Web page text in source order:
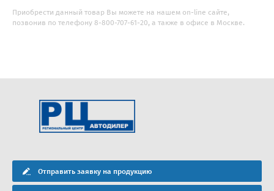
Приобрести данный товар Вы можете на нашем on-line сайте,
позвонив по телефону 8-800-707-61-20, а также в офисе в Москве.
Отправить заявку на продукцию